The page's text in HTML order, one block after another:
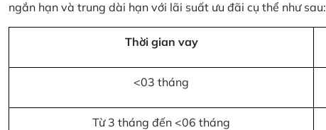
ngắn hạn và trung dài hạn với lãi suất ưu đãi cụ thể như sau:
Thời gian vay
<03 tháng
Từ 3 tháng đến <06 tháng